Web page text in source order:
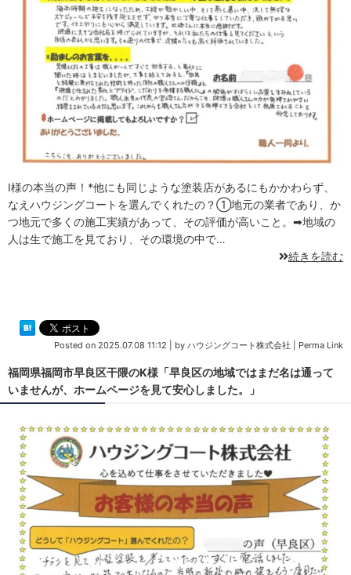
I様の本当の声！*他にも同じような塗装店があるにもかかわらず、
なえハウジングコートを選んでくれたの？①地元の業者であり、か
つ地元で多くの施工実績があって、その評価が高いこと。➡地域の
人は生で施工を見ており、その環境の中で…
続きを読む
Posted on 2025.07.08 11:12 by ハウジングコート株式会社 Perma Link
福岡県福岡市早良区干隈のK様「早良区の地域ではまだ名は通って
いませんが、ホームページを見て安心しました。」